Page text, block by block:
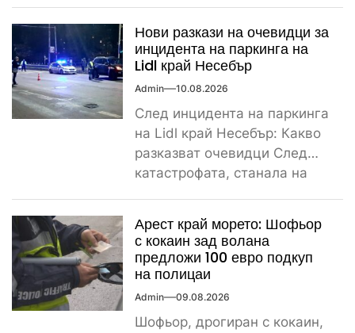
Нови разкази на очевидци за
инцидента на паркинга на
Lidl край Несебър
Admin 10.08.2026
След инцидента на паркинга
на Lidl край Несебър: Какво
разказват очевидци След
катастрофата, станала на
Арест край морето: Шофьор
с кокаин зад волана
предложи 100 евро подкуп
на полицаи
Admin 09.08.2026
Шофьор, дрогиран с кокаин,